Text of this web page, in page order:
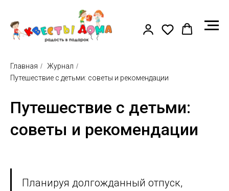
Главная / Журнал /
Путешествие с детьми: советы и рекомендации
Путешествие с детьми:
советы и рекомендации
Планируя долгожданный отпуск,